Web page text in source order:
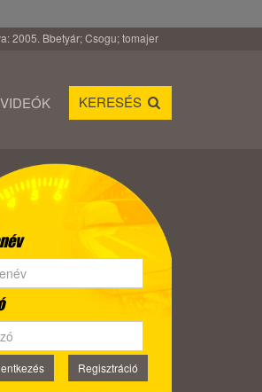
2005. Bbetyár; Csogu; tomajer
VIDEÓK KERESÉS
Regisztráció